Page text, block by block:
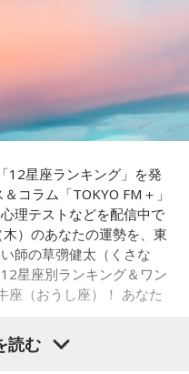
談とも取れる夢を語りま
屋で『FRUiTS』展をやっ
ほしいですね」と共感。
からなかった」と振り返
ター問い合わせ」の思い
も「スマホやめよう
」と笑い合いながら、便
ワクワク感について語り
面白い人ですね、びっく
す（笑）」とゆとりくん
ゲスト出演を締めくくりま
ミンの言葉に支えられた
いる印象です」と紹介し
品として知られるムーミ
たものの、作者トーベ・
ランド人だったこともあ
たわけではありませんで
制作されたアニメーショ
でも国民的な存在になっ
わっているのに、嫌な奴
12星座ランキング」を発
コラム「TOKYO FM＋」
理テストなどを配信中で
）のあなたの運勢を、東
師の草彅健太（くさな
星座別ランキング＆ワン
座（おうし座）！ あなた
読む